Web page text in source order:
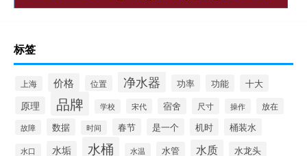
标签
上海 价格 位置 净水器 功率 功能 十大
原理 品牌 学校 宋代 宿舍 尺寸 操作 放在
故障 数据 时间 春节 是一个 机时 桶装水
水口 水垢 水桶 水温 水管 水质
水龙头